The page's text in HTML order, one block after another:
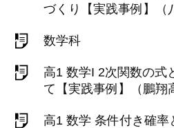
づくり【実践事例】（
数学科
高1 数学I 2次関数の式
て【実践事例】（鵬翔
高1 数学 条件付き確